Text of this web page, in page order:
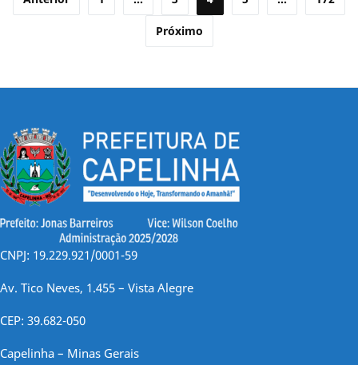
Próximo
CNPJ: 19.229.921/0001-59
Av. Tico Neves, 1.455 – Vista Alegre
CEP: 39.682-050
Capelinha – Minas Gerais